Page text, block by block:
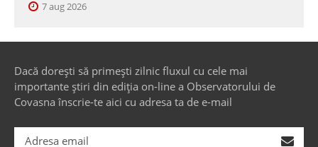
7 aug 2026
Dacă dorești să primești zilnic fluxul cu cele mai
importante știri din ediția on-line a Observatorului de
Covasna înscrie-te aici cu adresa ta de e-mail